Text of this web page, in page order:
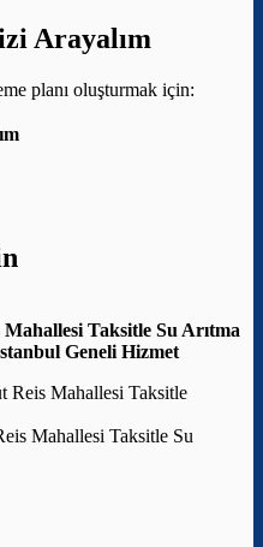
Arayalım
planı oluşturmak için:
Taksitle Su Arıtma
Geneli Hizmet
Mahallesi Taksitle Su